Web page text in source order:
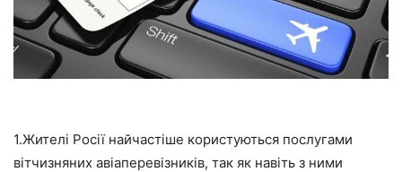
1.Жителі Росії найчастіше користуються послугами
вітчизняних авіаперевізників, так як навіть з ними